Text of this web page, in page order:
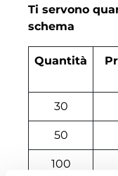
Ti servono
schema
Quantità
30
50
100